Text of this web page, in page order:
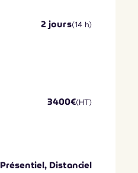
2 jours(14 h)
3400€(HT)
Présentiel, Distanciel